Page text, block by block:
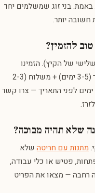
באמת. בני זוג שמשלמים יחד
להזמין?
21 ביוני (יום השלישי של הקיץ). הזמינו
לפחות 10 ימי עסקים מראש — זמן ייצור (3-5 ימים) + משלוח (2-3
ימים) + מרווח בטחון. הזמנות פחות מ-5 ימים לפני התאריך — צרו קשר
שלא תהיה מבוכה?
מתנות עם חריטה שלא
פטיש או כלי עבודה,
רחבה — מצאו את הפריט